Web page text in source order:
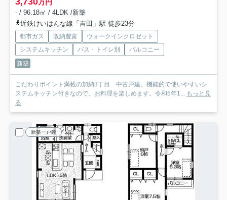
万円
- / 96.18㎡ / 4LDK /新築
近鉄けいはんな線「吉田」駅 徒歩23分
都市ガス 収納豊富
ウォークインクロゼット
システムキッチン
バス・トイレ別
バルコニー
新築
こだわりポイント満載の加納3丁目 中古戸建。機能的で使いやすいシ
ステムキッチン付きなので、お料理を楽しめます。令和5年1...
もっと見
る
新築一戸建